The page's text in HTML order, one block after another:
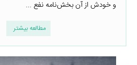
و خودش از آن بخش‌نامه نفع ...
مطالعه بیشتر